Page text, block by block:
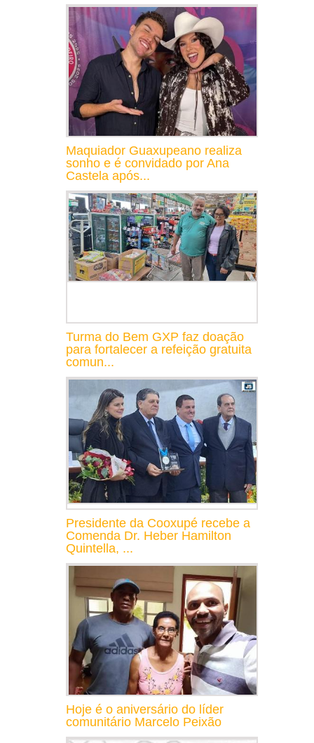
Maquiador Guaxupeano realiza
sonho e é convidado por Ana
Castela após...
Turma do Bem GXP faz doação
para fortalecer a refeição gratuita
comun...
Presidente da Cooxupé recebe a
Comenda Dr. Heber Hamilton
Quintella, ...
Hoje é o aniversário do líder
comunitário Marcelo Peixão